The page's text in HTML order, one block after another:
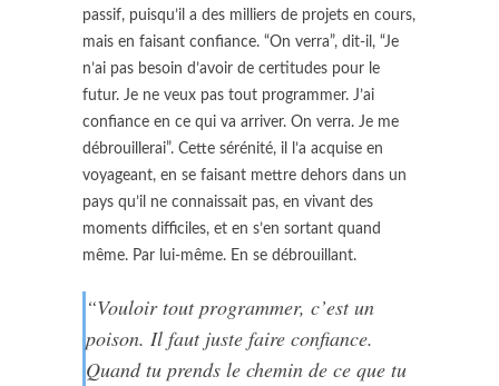
passif, puisqu’il a des milliers de projets en cours,
mais en faisant confiance. “On verra”, dit-il, “Je
n’ai pas besoin d’avoir de certitudes pour le
futur. Je ne veux pas tout programmer. J’ai
confiance en ce qui va arriver. On verra. Je me
débrouillerai”. Cette sérénité, il l’a acquise en
voyageant, en se faisant mettre dehors dans un
pays qu’il ne connaissait pas, en vivant des
moments difficiles, et en s’en sortant quand
même. Par lui-même. En se débrouillant.
“Vouloir tout programmer, c’est un
poison. Il faut juste faire confiance.
Quand tu prends le chemin de ce que tu